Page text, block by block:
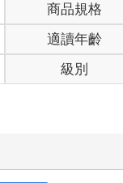
商品規格
適讀年齡
級別